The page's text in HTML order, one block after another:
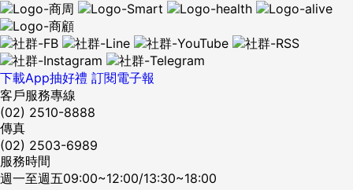
下載App抽好禮 訂閱電子報
客戶服務專線
(02) 2510-8888
傳真
(02) 2503-6989
服務時間
週一至週五09:00~12:00/13:30~18:00